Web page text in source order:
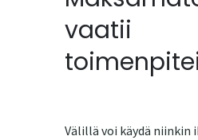
vaatii
Välillä voi käydä niinkin